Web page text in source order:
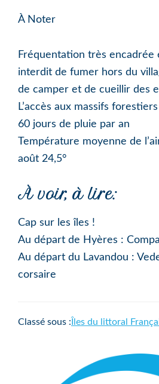
À Noter
Fréquentation très encadrée
interdit de fumer hors du
de camper et de cueillir des
L’accès aux massifs
60 jours de pluie par an
Température moyenne de
août 24,5°
À voir, à lire:
Cap sur les îles !
Au départ de Hyères :
Au départ du Lavandou :
corsaire
Classé sous :Îles du littoral